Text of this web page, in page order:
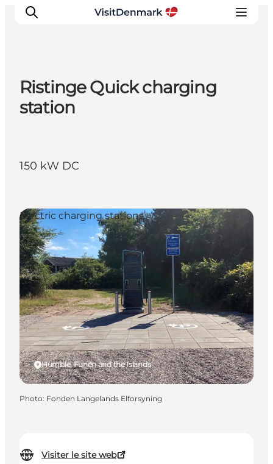
Inspirations
Planifiez votre voyage
Ristinge Quick charging
station
150 kW DC
Visiter le site web
Humble, Funen and the Islands
Electric charging stations
Photo: Fonden Langelands Elforsyning